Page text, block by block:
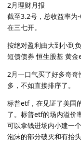
2月理财月报
截至3.2号，总收益率为
在三七开。
按绝对盈利由大到小到
短债债券 恒生股基 黄金
2月一口气买了好多奇
多，不如直接排序了。
标普etf，在见证了美国
了。标普etf的场内溢价
可以拿钱进场内小建一
泡沫的部分破灭和有抬